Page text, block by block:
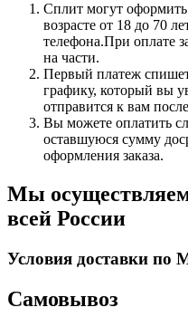
Сплит могут
возрасте от 18 до 70
телефона.При оплате
на части.
Первый платеж
графику, который вы
отправится к вам
Вы можете оплатить
оставшуюся сумму
оформления заказа.
Мы осуществляем
всей России
Условия доставки по
Самовывоз